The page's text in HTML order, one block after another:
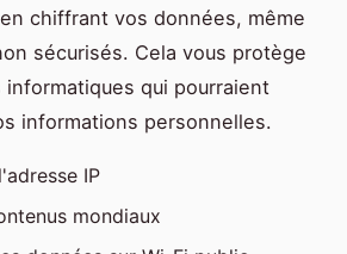
en chiffrant vos données, même
sécurisés. Cela vous protège
qui pourraient
informations personnelles.
IP
mondiaux